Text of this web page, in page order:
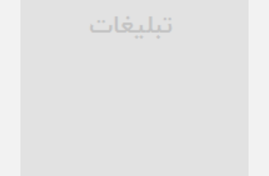
ترجیح عقلانیت ایرانی بر دیدگاه‌های آخرالزمانی